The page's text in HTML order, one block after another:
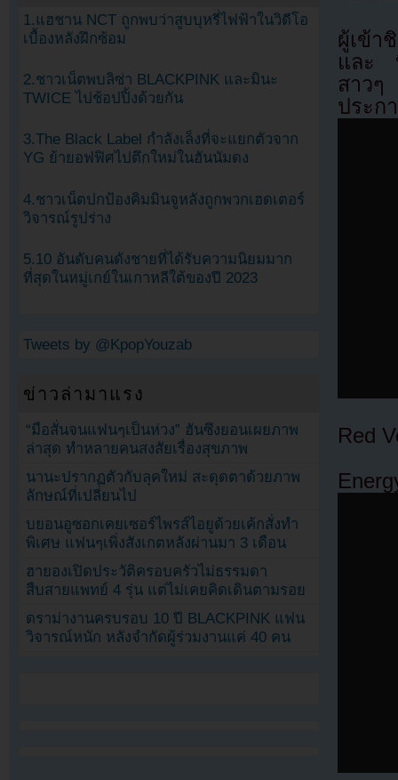
ผู้เข้า
และ
สาว
ประก
Red
1.แฮชาน NCT ถูกพบว่าสูบบุหรี่ไฟฟ้าในวิดีโอ
เบื้องหลังฝึกซ้อม
2.ชาวเน็ตพบลิซ่า BLACKPINK และมินะ
TWICE ไปช้อปปิ้งด้วยกัน
3.The Black Label กำลังเล็งที่จะแยกตัวจาก
YG ย้ายอฟฟิศไปตึกใหม่ในฮันนัมดง
4.ชาวเน็ตปกป้องคิมมินจูหลังถูกพวกเฮดเตอร์
วิจารณ์รูปร่าง
5.10 อันดับคนดังชายที่ได้รับความนิยมมาก
ที่สุดในหมู่เกย์ในเกาหลีใต้ของปี 2023
Tweets by @KpopYouzab
ข่าวล่ามาแรง
“มือสั่นจนแฟนๆเป็นห่วง” ฮันซึงยอนเผยภาพ
ล่าสุด ทำหลายคนสงสัยเรื่องสุขภาพ
นานะปรากฏตัวกับลุคใหม่ สะดุดตาด้วยภาพ
ลักษณ์ที่เปลี่ยนไป
บยอนอูซอกเคยเซอร์ไพรส์ไอยูด้วยเค้กสั่งทำ
พิเศษ แฟนๆเพิ่งสังเกตหลังผ่านมา 3 เดือน
ฮายองเปิดประวัติครอบครัวไม่ธรรมดา
สืบสายแพทย์ 4 รุ่น แต่ไม่เคยคิดเดินตามรอย
ดราม่างานครบรอบ 10 ปี BLACKPINK แฟน
วิจารณ์หนัก หลังจำกัดผู้ร่วมงานแค่ 40 คน